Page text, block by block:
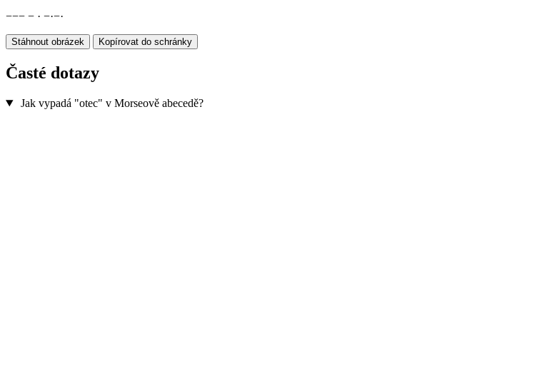
−−− − · −·−·
Stáhnout obrázek Kopírovat do schránky
Časté dotazy
Jak vypadá "otec" v Morseově abecedě?